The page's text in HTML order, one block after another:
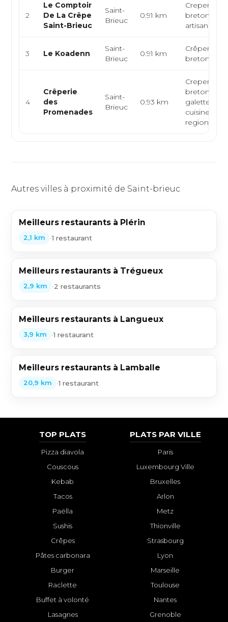
2
Le Comptoir
De La Crêpe
Saint-Brieuc
Saint-
Brieuc
0.91 km
Creperie,
bretonne,
artisan
3 Le Koadenn
Saint-
Brieuc
0.91 km
Crêperie,
bretonne,
4
Crêperie
des
Promenades
Saint-
Brieuc
0.93 km
Creperie
bretonne,
galettes
cuisine
regionale
Autres villes à proximité de Saint-brieuc
Meilleurs restaurants à Plérin
2,1 km •1 restaurant
Meilleurs restaurants à Trégueux
2,9 km •2 restaurants
Meilleurs restaurants à Langueux
3,9 km •1 restaurant
Meilleurs restaurants à Lamballe
20,9 km •1 restaurant
TOP PLATS
Pizza diavola
Couscous
Kebab
Tacos
Paëlla
Sushis
Crêpes
Pâtes carbonara
Burger
Raclette
Buffet à volonté
Lasagnes
PLATS PAR VILLE
Paris
Luxembourg Ville
Bruxelles
Arlon
Metz
Thionville
Strasbourg
Lyon
Marseille
Toulouse
Nantes
Grenoble